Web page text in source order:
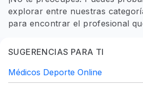
explorar entre nuestras
para encontrar el profesional
SUGERENCIAS PARA TI
Médicos Deporte Online